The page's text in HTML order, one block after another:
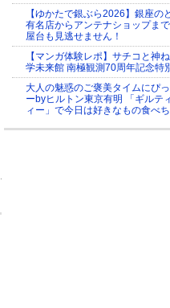
【ゆかたで銀ぶら2026】銀座の
有名店からアンテナショップま
屋台も見逃せません！
【マンガ体験レポ】サチコと神
学未来館 南極観測70周年記念特
大人の魅惑のご褒美タイムにぴっ
ーbyヒルトン東京有明 「ギルテ
ィー」で今日は好きなもの食べ